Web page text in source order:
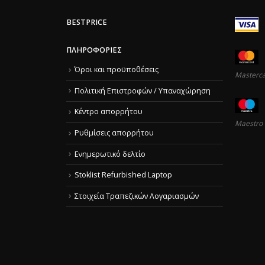
BESTPRICE
ΠΛΗΡΟΦΟΡΊΕΣ
Όροι και προϋποθέσεις
Πολιτική Επιστροφών / Υπαναχώρηση
Κέντρο απορρήτου
Ρυθμίσεις απορρήτου
Ενημερωτικό δελτίο
Stoklist Refurbished Laptop
Στοιχεία Τραπεζικών Λογαριασμών
Maestro